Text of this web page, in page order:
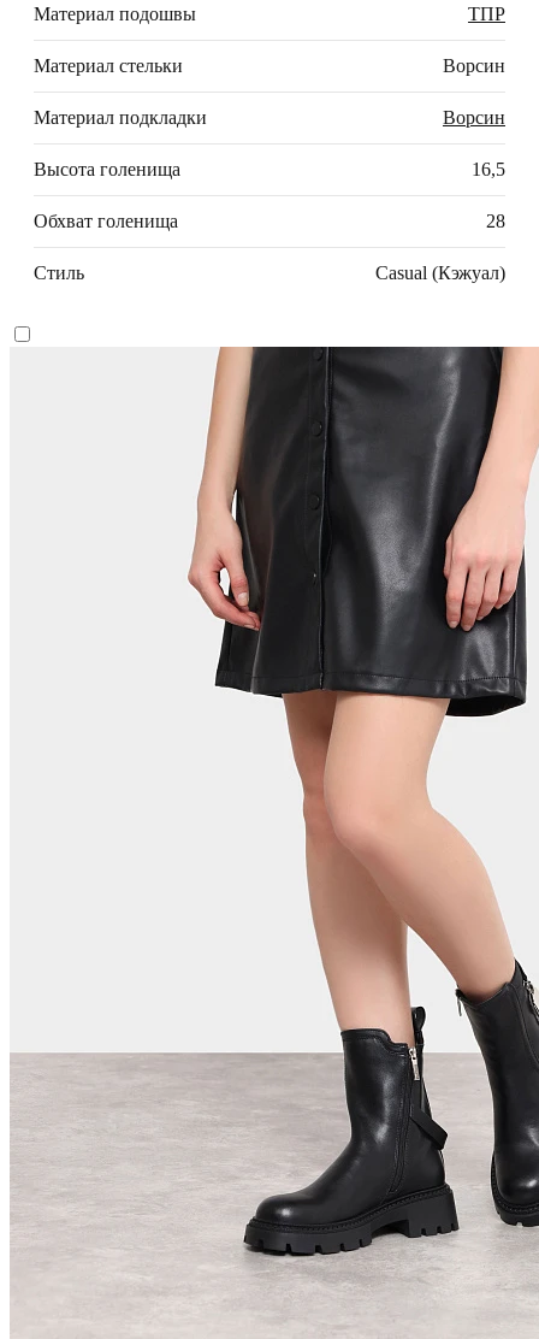
Материал подошвы ТПР
Материал стельки Ворсин
Материал подкладки Ворсин
Высота голенища 16,5
Обхват голенища 28
Стиль Casual (Кэжуал)